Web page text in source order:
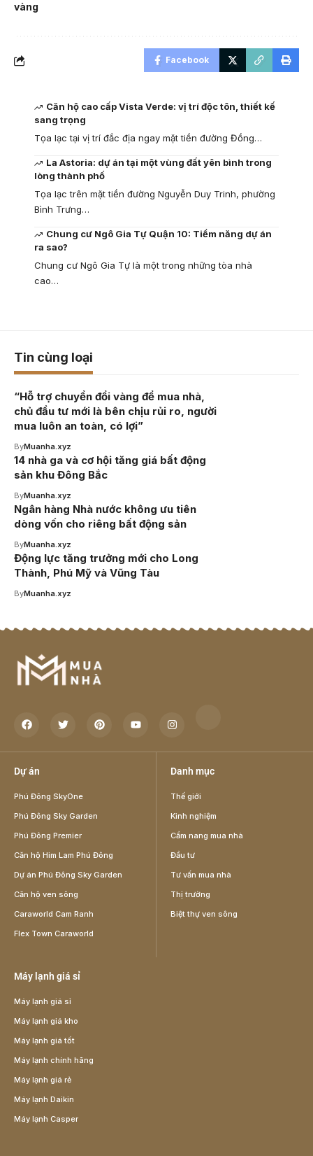
vàng
Facebook
Căn hộ cao cấp Vista Verde: vị trí độc tôn, thiết kế
sang trọng
Tọa lạc tại vị trí đắc địa ngay mặt tiền đường Đồng…
La Astoria: dự án tại một vùng đất yên bình trong
lòng thành phố
Tọa lạc trên mặt tiền đường Nguyễn Duy Trinh, phường
Bình Trưng…
Chung cư Ngô Gia Tự Quận 10: Tiềm năng dự án
ra sao?
Chung cư Ngô Gia Tự là một trong những tòa nhà
cao…
Tin cùng loại
“Hỗ trợ chuyển đổi vàng để mua nhà,
chủ đầu tư mới là bên chịu rủi ro, người
mua luôn an toàn, có lợi”
ByMuanha.xyz
14 nhà ga và cơ hội tăng giá bất động
sản khu Đông Bắc
ByMuanha.xyz
Ngân hàng Nhà nước không ưu tiên
dòng vốn cho riêng bất động sản
ByMuanha.xyz
Động lực tăng trưởng mới cho Long
Thành, Phú Mỹ và Vũng Tàu
ByMuanha.xyz
Dự án
Phú Đông SkyOne
Phú Đông Sky Garden
Phú Đông Premier
Căn hộ Him Lam Phú Đông
Dự án Phú Đông Sky Garden
Căn hộ ven sông
Caraworld Cam Ranh
Flex Town Caraworld
Danh mục
Thế giới
Kinh nghiệm
Cẩm nang mua nhà
Đầu tư
Tư vấn mua nhà
Thị trường
Biệt thự ven sông
Máy lạnh giá sỉ
Máy lạnh giá sỉ
Máy lạnh giá kho
Máy lạnh giá tốt
Máy lạnh chính hãng
Máy lạnh giá rẻ
Máy lạnh Daikin
Máy lạnh Casper